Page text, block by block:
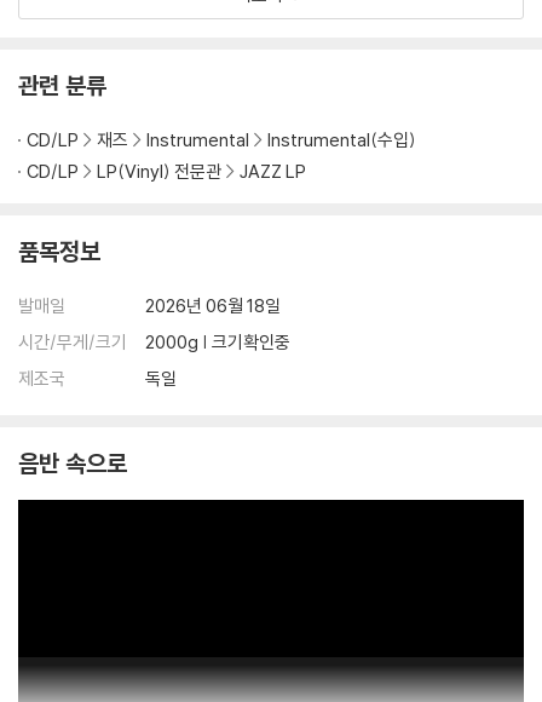
관련 분류
CD/LP 재즈 Instrumental
Instrumental(수입)
CD/LP
LP(Vinyl) 전문관 JAZZ LP
품목정보
발매일
2026년 06월 18일
시간/무게/크기
2000g | 크기확인중
제조국
독일
음반 속으로